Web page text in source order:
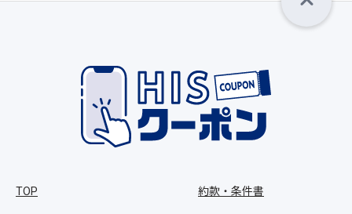
TOP 約款・条件書